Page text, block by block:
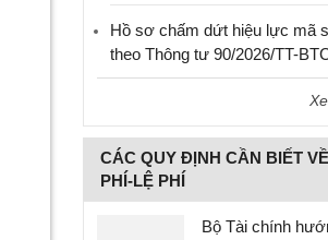
Hồ sơ chấm dứt hiệu lực mã
theo Thông tư 90/2026/TT-
CÁC QUY ĐỊNH CẦN BIẾT
PHÍ-LỆ PHÍ
Bộ Tài chính